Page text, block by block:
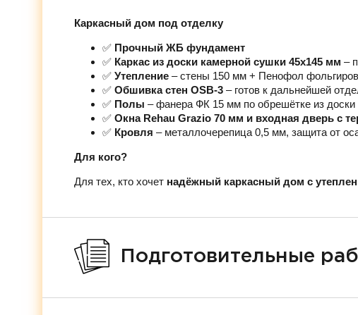
Каркасный дом под отделку
✅ Прочный ЖБ фундамент
✅ Каркас из доски камерной сушки 45х145 мм –
✅ Утепление – стены 150 мм + Пенофол
✅ Обшивка стен OSB-3 – готов к дальнейшей
✅ Полы – фанера ФК 15 мм по обрешётке из
✅ Окна Rehau Grazio 70 мм и входная дверь с
✅ Кровля – металлочерепица 0,5 мм, защита от
Для кого?
Для тех, кто хочет надёжный каркасный дом с
Подготовительные